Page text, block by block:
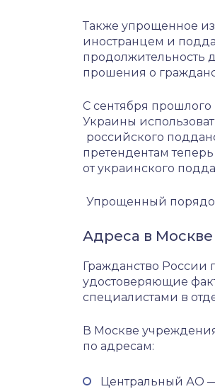
Также упрощенное
иностранцем и
продолжительность
прошения о
С сентября прошлого
Украины
российского
претендентам
от украинского
Упрощенный
Адреса в Москве
Гражданство России
удостоверяющие
специалистами в
В Москве
по адресам:
Центральный АО —